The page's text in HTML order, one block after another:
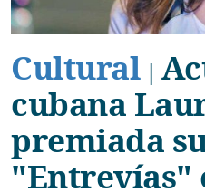
Cultural|
cubana
premiada
"Entrevías"